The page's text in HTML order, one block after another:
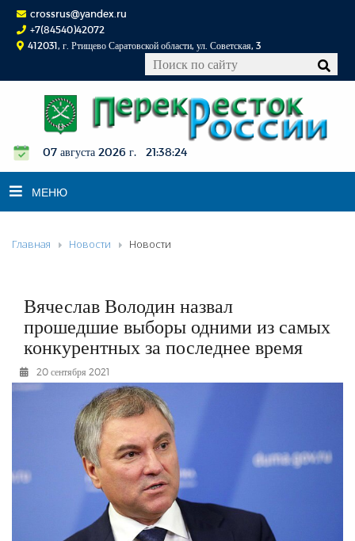
crossrus@yandex.ru
+7(84540)42072
412031, г. Ртищево Саратовской области, ул. Советская, 3
07 августа 2026 г. 21:38:25
МЕНЮ
НОВОСТИ
К СВЕДЕНИЮ
КОНКУРСЫ
ФОТОРЕПОРТАЖИ
РЕКЛАМОДАТЕЛЯМ
ОБЪЯВЛЕНИЯ
Главная Новости Новости
Вячеслав Володин назвал
прошедшие выборы одними из самых
конкурентных за последнее время
20 сентября 2021